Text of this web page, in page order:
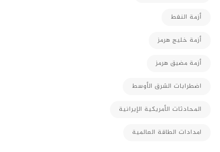
أزمة النفط
أزمة خليج هرمز
أزمة مضيق هرمز
اضطرابات الشرق الأوسط
المحادثات الأمريكية الإيرانية
امدادات الطاقة العالمية